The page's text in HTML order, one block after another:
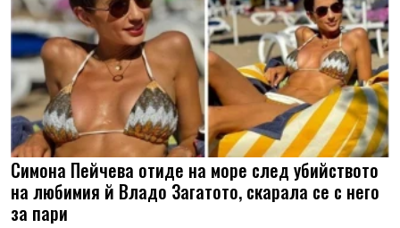
Симона Пейчева отиде на море след убийството
на любимия й Владо Загатото, скарала се с него
за пари